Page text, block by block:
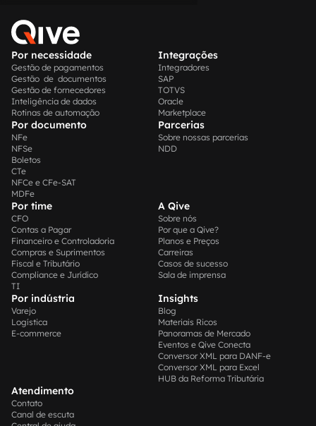
Por necessidade
Gestão de pagamentos
Gestão de documentos
Gestão de fornecedores
Inteligência de dados
Rotinas de automação
Integrações
Integradores
SAP
TOTVS
Oracle
Marketplace
Por documento
NFe
NFSe
Boletos
CTe
NFCe e CFe-SAT
MDFe
Parcerias
Sobre nossas parcerias
NDD
Por time
CFO
Contas a Pagar
Financeiro e Controladoria
Compras e Suprimentos
Fiscal e Tributário
Compliance e Jurídico
TI
A Qive
Sobre nós
Por que a Qive?
Planos e Preços
Carreiras
Casos de sucesso
Sala de imprensa
Por indústria
Varejo
Logística
E-commerce
Insights
Blog
Materiais Ricos
Panoramas de Mercado
Eventos e Qive Conecta
Conversor XML para DANF-e
Conversor XML para Excel
HUB da Reforma Tributária
Atendimento
Contato
Canal de escuta